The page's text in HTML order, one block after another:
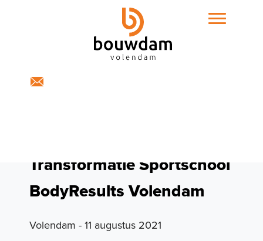
Transformatie Sportschool
BodyResults Volendam
Volendam - 11 augustus 2021